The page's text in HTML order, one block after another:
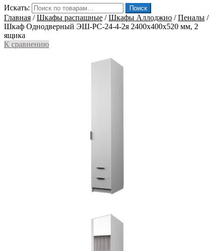
Искать: Поиск
Главная /Шкафы распашные /Шкафы Аллоджио /Пеналы /
Шкаф Однодверный ЭШ-РС-24-4-2я 2400x400x520 мм, 2
ящика
К сравнению